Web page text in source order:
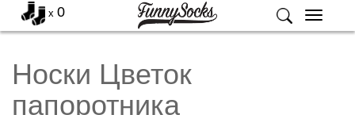
Меню
x 0
Носки Цветок
папоротника